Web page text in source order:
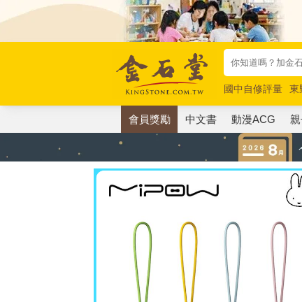
國中自修評量 東
唯紅花綻放
奧德
會員獎勵 中文書 動漫ACG